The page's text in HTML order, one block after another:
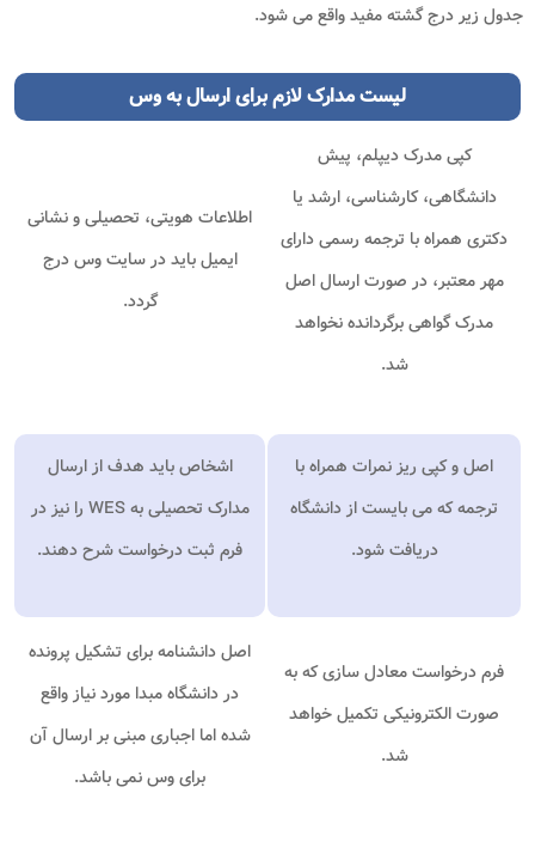
جدول زیر درج گشته مفید واقع می شود.
لیست مدارک لازم برای ارسال به وس
کپی مدرک دیپلم، پیش
دانشگاهی، کارشناسی، ارشد یا
دکتری همراه با ترجمه رسمی دارای
مهر معتبر، در صورت ارسال اصل
مدرک گواهی برگردانده نخواهد
شد.
اطلاعات هویتی، تحصیلی و نشانی
ایمیل باید در سایت وس درج
گردد.
اصل و کپی ریز نمرات همراه با
ترجمه که می بایست از دانشگاه
دریافت شود.
اشخاص باید هدف از ارسال
مدارک تحصیلی بهWES را نیز در
فرم ثبت درخواست شرح دهند.
فرم درخواست معادل سازی که به
صورت الکترونیکی تکمیل خواهد
شد.
اصل دانشنامه برای تشکیل پرونده
در دانشگاه مبدا مورد نیاز واقع
شده اما اجباری مبنی بر ارسال آن
برای وس نمی باشد.